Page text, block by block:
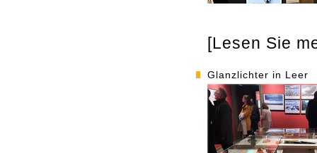
[Lesen Sie
Glanzlichter in Leer